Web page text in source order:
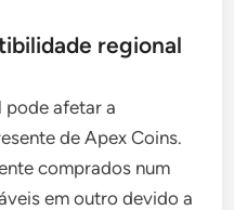
regional
afetar a
de Apex Coins.
comprados num
em outro devido a